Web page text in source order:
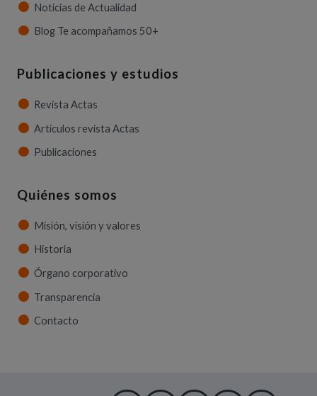
Noticias de Actualidad
Blog Te acompañamos 50+
Publicaciones y estudios
Revista Actas
Artículos revista Actas
Publicaciones
Quiénes somos
Misión, visión y valores
Historia
Órgano corporativo
Transparencia
Contacto